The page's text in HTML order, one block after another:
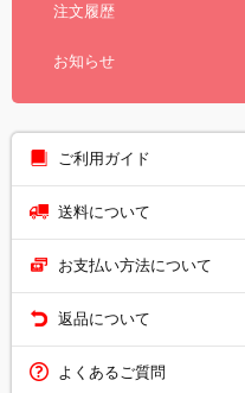
注文履歴
お知らせ
ご利用ガイド
送料について
お支払い方法について
返品について
よくあるご質問